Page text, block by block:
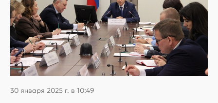
30 января 2025 г. в 10:49